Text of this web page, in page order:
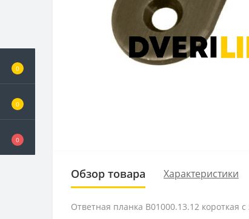
0
0
0
Обзор товара Характеристики
Ответная планка B01000.13.12 короткая